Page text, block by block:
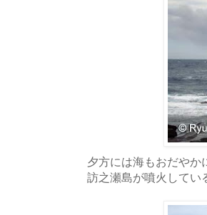
夕方には海もおだやか
訪之瀬島が噴火してい